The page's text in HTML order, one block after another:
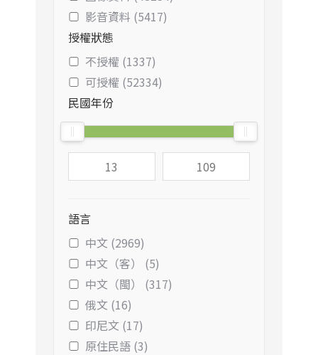
影音資料 (5417)
授權狀態
不授權 (1337)
可授權 (52334)
民國年份
語言
中文 (2969)
中文（客） (5)
中文（閩） (317)
俄文 (16)
印尼文 (17)
原住民語 (3)